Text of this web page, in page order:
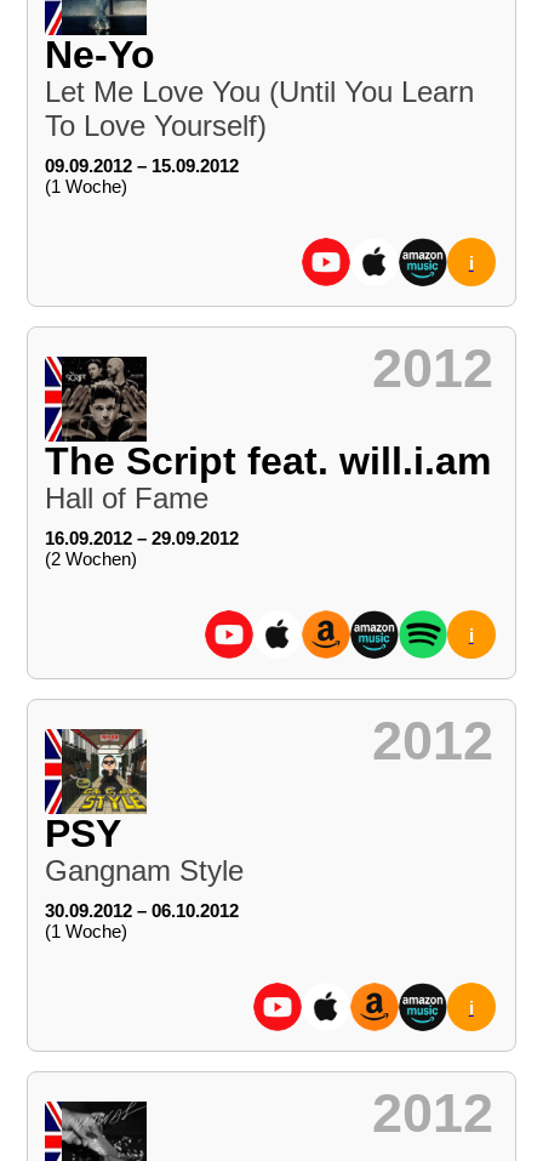
Ne-Yo
Let Me Love You (Until You Learn
To Love Yourself)
09.09.2012 – 15.09.2012
(1 Woche)
i
2012
The Script feat. will.i.am
Hall of Fame
16.09.2012 – 29.09.2012
(2 Wochen)
i
2012
PSY
Gangnam Style
30.09.2012 – 06.10.2012
(1 Woche)
i
2012